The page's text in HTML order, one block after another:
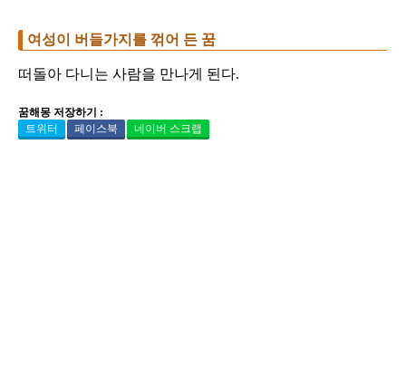
여성이 버들가지를 꺾어 든 꿈
떠돌아 다니는 사람을 만나게 된다.
꿈해몽 저장하기 :
트위터
페이스북 네이버 스크랩